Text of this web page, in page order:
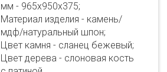
мм - 965х950х375;
Материал изделия - камень/
мдф/натуральный шпон;
Цвет камня - сланец бежевый;
Цвет дерева - слоновая кость